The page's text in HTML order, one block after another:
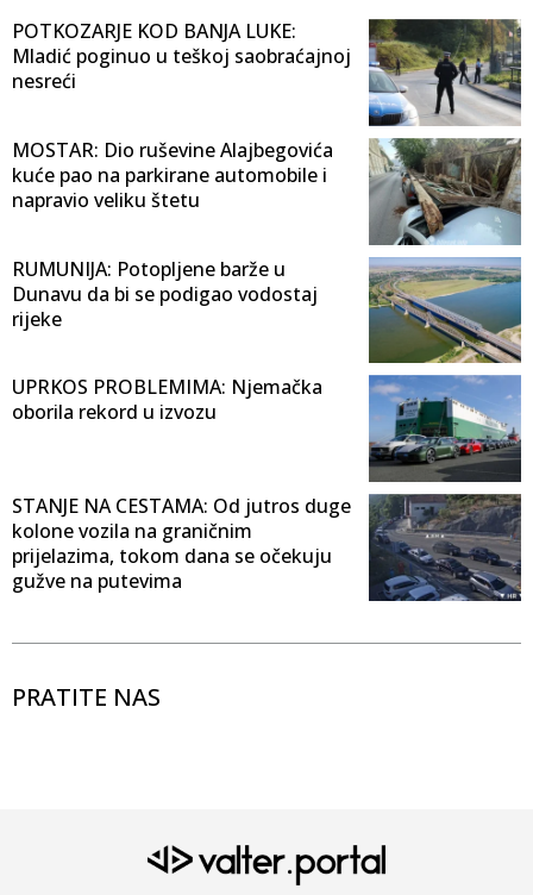
POTKOZARJE KOD BANJA LUKE:
Mladić poginuo u teškoj saobraćajnoj
nesreći
MOSTAR: Dio ruševine Alajbegovića
kuće pao na parkirane automobile i
napravio veliku štetu
RUMUNIJA: Potopljene barže u
Dunavu da bi se podigao vodostaj
rijeke
UPRKOS PROBLEMIMA: Njemačka
oborila rekord u izvozu
STANJE NA CESTAMA: Od jutros duge
kolone vozila na graničnim
prijelazima, tokom dana se očekuju
gužve na putevima
PRATITE NAS